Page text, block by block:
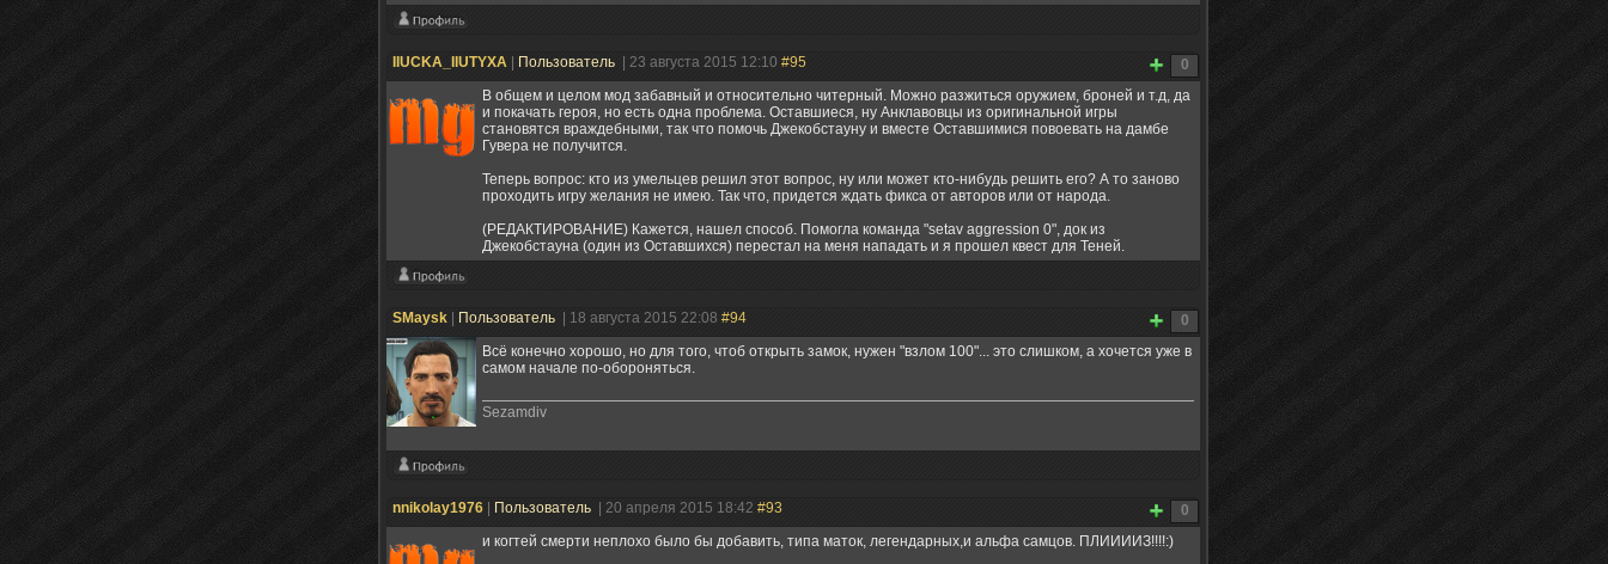
0
IIUCKA_IIUTYXA Пользователь | 23 августа 2015 12:10 #95
В общем и целом мод забавный и относительно читерный. Можно разжиться оружием, броней и т.д, да
и покачать героя, но есть одна проблема. Оставшиеся, ну Анклавовцы из оригинальной игры
становятся враждебными, так что помочь Джекобстауну и вместе Оставшимися повоевать на дамбе
Гувера не получится.
Теперь вопрос: кто из умельцев решил этот вопрос, ну или может кто-нибудь решить его? А то заново
проходить игру желания не имею. Так что, придется ждать фикса от авторов или от народа.
(РЕДАКТИРОВАНИЕ) Кажется, нашел способ. Помогла команда "setav aggression 0", док из
Джекобстауна (один из Оставшихся) перестал на меня нападать и я прошел квест для Теней.
0
SMaysk Пользователь | 18 августа 2015 22:08 #94
Всё конечно хорошо, но для того, чтоб открыть замок, нужен "взлом 100"... это слишком, а хочется уже в
самом начале по-обороняться.
Sezamdiv
0
nnikolay1976 Пользователь | 20 апреля 2015 18:42 #93
и когтей смерти неплохо было бы добавить, типа маток, легендарных,и альфа самцов. ПЛИИИИЗ!!!!:)